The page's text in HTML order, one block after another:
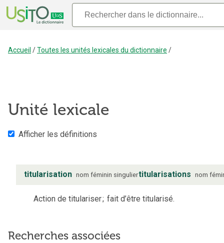
Accueil /Toutes les unités lexicales du dictionnaire /
Unité lexicale
Afficher les définitions
titularisation nom féminin singuliertitularisations nom
Action de titulariser; fait d’être titularisé.
Recherches associées